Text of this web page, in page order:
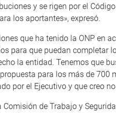
y se rigen por el
los aportantes», expresó.
que ha tenido la ONP en
para que puedan completar
la entidad. Tenemos que
para los más de
por el Ejecutivo y que creo
de Trabajo y